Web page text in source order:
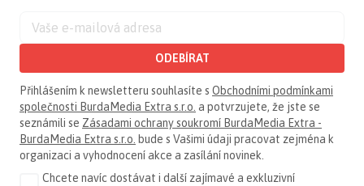
ODEBÍRAT
Přihlášením k newsletteru souhlasíte s Obchodními podmínkami
společnosti BurdaMedia Extra s.r.o. a potvrzujete, že jste se
seznámili se Zásadami ochrany soukromí BurdaMedia Extra -
BurdaMedia Extra s.r.o. bude s Vašimi údaji pracovat zejména k
organizaci a vyhodnocení akce a zasílání novinek.
Chcete navíc dostávat i další zajímavé a exkluzivní